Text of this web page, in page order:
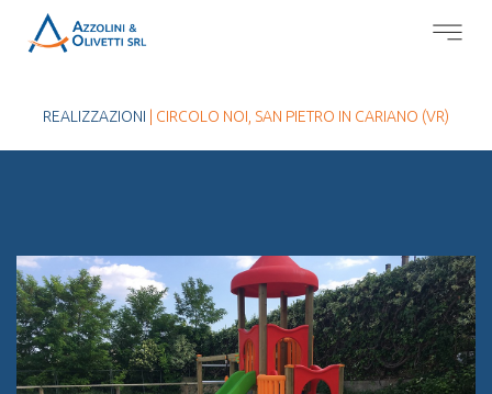
REALIZZAZIONI | CIRCOLO NOI, SAN PIETRO IN CARIANO (VR)